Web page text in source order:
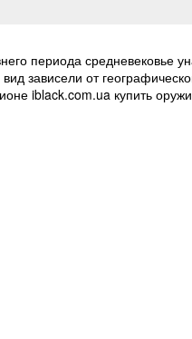
периода средневековье
зависели от
iblack.com.ua купить